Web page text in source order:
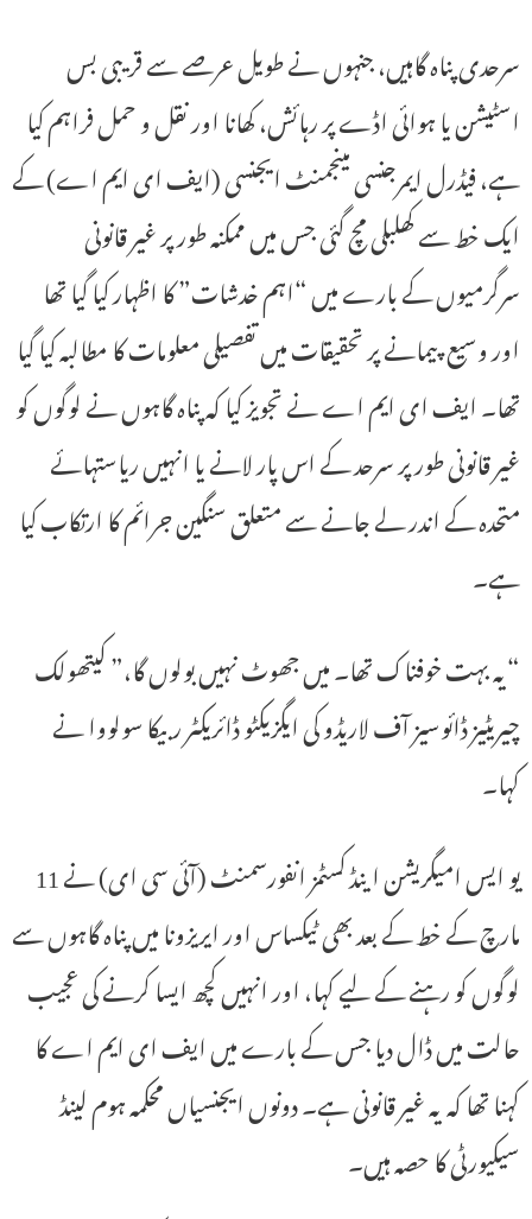
سرحدی پناہ گاہیں، جنہوں نے طویل عرصے سے قریبی بس
اسٹیشن یا ہوائی اڈے پر رہائش، کھانا اور نقل و حمل فراہم کیا
ہے، فیڈرل ایمرجنسی مینجمنٹ ایجنسی (ایف ای ایم اے) کے
ایک خط سے کھلبلی مچ گئی جس میں ممکنہ طور پر غیر قانونی
سرگرمیوں کے بارے میں “اہم خدشات” کا اظہار کیا گیا تھا
اور وسیع پیمانے پر تحقیقات میں تفصیلی معلومات کا مطالبہ کیا گیا
تھا۔ ایف ای ایم اے نے تجویز کیا کہ پناہ گاہوں نے لوگوں کو
غیر قانونی طور پر سرحد کے اس پار لانے یا انہیں ریاستہائے
متحدہ کے اندر لے جانے سے متعلق سنگین جرائم کا ارتکاب کیا
ہے۔
“یہ بہت خوفناک تھا۔ میں جھوٹ نہیں بولوں گا،” کیتھولک
چیریٹیز ڈائوسیز آف لاریڈو کی ایگزیکٹو ڈائریکٹر ربیکا سولووا نے
کہا۔
یو ایس امیگریشن اینڈ کسٹمز انفورسمنٹ (آئی سی ای) نے 11
مارچ کے خط کے بعد بھی ٹیکساس اور ایریزونا میں پناہ گاہوں سے
لوگوں کو رہنے کے لیے کہا، اور انہیں کچھ ایسا کرنے کی عجیب
حالت میں ڈال دیا جس کے بارے میں ایف ای ایم اے کا
کہنا تھا کہ یہ غیر قانونی ہے۔ دونوں ایجنسیاں محکمہ ہوم لینڈ
سیکیورٹی کا حصہ ہیں۔